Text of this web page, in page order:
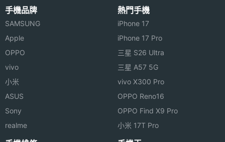
手機品牌
SAMSUNG
Apple
OPPO
vivo
小米
ASUS
Sony
realme
熱門手機
iPhone 17
iPhone 17 Pro
三星 S26 Ultra
三星 A57 5G
vivo X300 Pro
OPPO Reno16
OPPO Find X9 Pro
小米 17T Pro